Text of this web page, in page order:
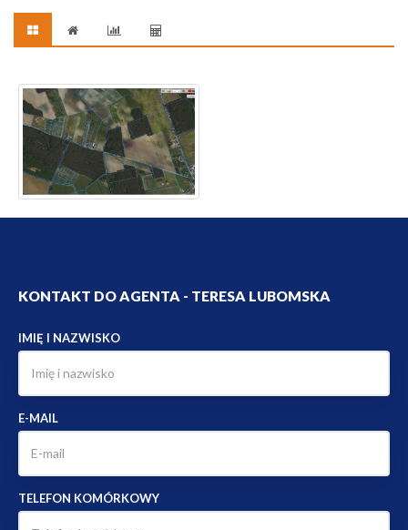
KONTAKT DO AGENTA - TERESA LUBOMSKA
IMIĘ I NAZWISKO
E-MAIL
TELEFON KOMÓRKOWY